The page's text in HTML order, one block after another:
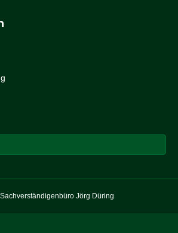
Jörg Düring